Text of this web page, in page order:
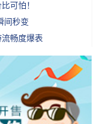
可怕！
间秒变
畅度爆表